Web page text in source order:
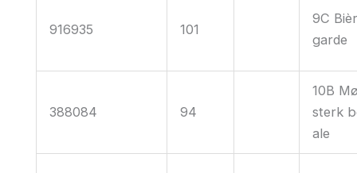
916935 101
9C
garde
388084 94
10B
sterk
ale